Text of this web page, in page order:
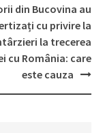
din Bucovina au
cu privire la
la trecerea
cu România: care
este cauza